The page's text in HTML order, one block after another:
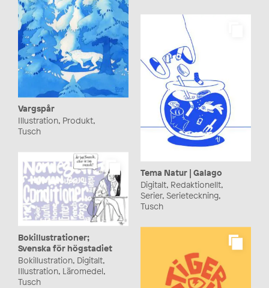
Vargspår
Illustration, Produkt,
Tusch
Tema Natur | Galago
Digitalt, Redaktionellt,
Serier, Serieteckning,
Tusch
Bokillustrationer;
Svenska för högstadiet
Bokillustration, Digitalt,
Illustration, Läromedel,
Tusch